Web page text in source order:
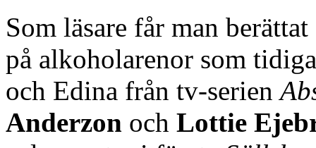
Som läsare får man
på alkoholarenor som
och Edina från tv-serien
Anderzon och Lottie